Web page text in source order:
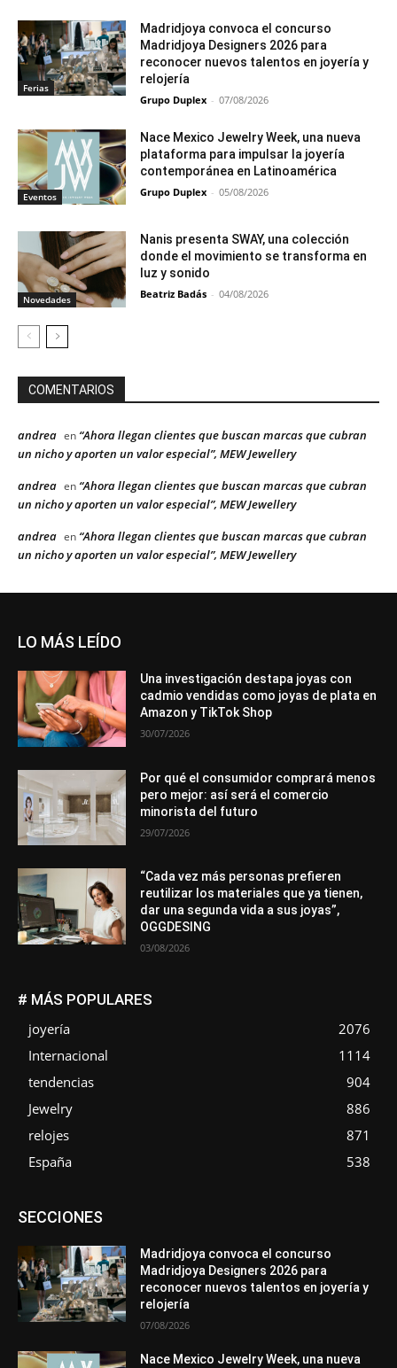
Ferias
Madridjoya convoca el concurso
Madridjoya Designers 2026 para
reconocer nuevos talentos en joyería y
relojería
Grupo Duplex - 07/08/2026
Eventos
Nace Mexico Jewelry Week, una nueva
plataforma para impulsar la joyería
contemporánea en Latinoamérica
Grupo Duplex - 05/08/2026
Novedades
Nanis presenta SWAY, una colección
donde el movimiento se transforma en
luz y sonido
Beatriz Badás - 04/08/2026
COMENTARIOS
andrea en “Ahora llegan clientes que buscan marcas que cubran
un nicho y aporten un valor especial”, MEW Jewellery
andrea en “Ahora llegan clientes que buscan marcas que cubran
un nicho y aporten un valor especial”, MEW Jewellery
andrea en “Ahora llegan clientes que buscan marcas que cubran
un nicho y aporten un valor especial”, MEW Jewellery
LO MÁS LEÍDO
Una investigación destapa joyas con
cadmio vendidas como joyas de plata en
Amazon y TikTok Shop
30/07/2026
Por qué el consumidor comprará menos
pero mejor: así será el comercio
minorista del futuro
29/07/2026
“Cada vez más personas prefieren
reutilizar los materiales que ya tienen,
dar una segunda vida a sus joyas”,
OGGDESING
03/08/2026
# MÁS POPULARES
joyería
2076
Internacional
1114
tendencias
904
Jewelry
886
relojes
871
España
538
SECCIONESAsociaciones
Entrevistas
Mundo Técnico
Novedades Opiniones
Perspectiva
Premios
Secciones Sin categoría
Más
Madridjoya convoca el concurso
Madridjoya Designers 2026 para
reconocer nuevos talentos en joyería y
relojería
07/08/2026
Nace Mexico Jewelry Week, una nueva